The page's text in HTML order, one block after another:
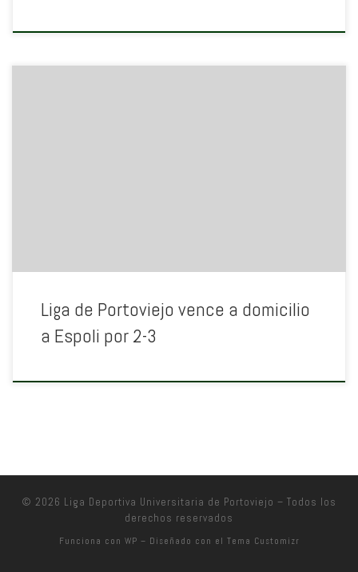
Liga de Portoviejo vence a domicilio
a Espoli por 2-3
© 2026 Liga Deportiva Universitaria de Portoviejo – Todos los
derechos reservados
Funciona con WP – Diseñado con el Tema Customizr